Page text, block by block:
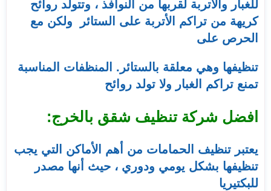
للغبار والأتربة لقربها من النوافذ ، وتتولد روائح
كريهة من تراكم الأتربة على الستائر ولكن مع
الحرص على
تنظيفها وهي معلقة بالستائر. المنظفات المناسبة
تمنع تراكم الغبار ولا تولد روائح
افضل شركة تنظيف شقق بالخرج:
يعتبر تنظيف الحمامات من أهم الأماكن التي يجب
تنظيفها بشكل يومي ودوري ، حيث أنها مصدر
للبكتيريا